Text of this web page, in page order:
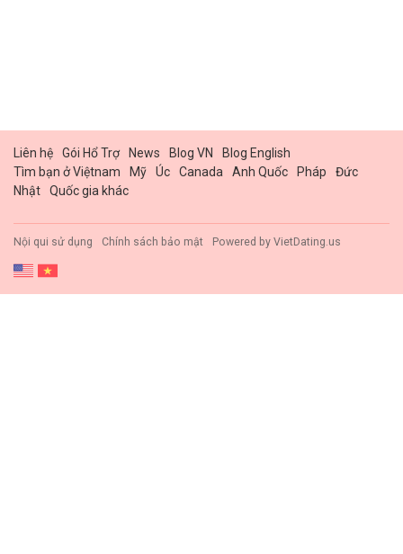
Liên hệ Gói Hổ Trợ News Blog VN
Blog English
Tìm bạn ở Việtnam
Mỹ Úc Canada Anh Quốc Pháp
Đức
Nhật
Quốc gia khác
Nội qui sử dụng Chính sách bảo mật Powered by VietDating.us